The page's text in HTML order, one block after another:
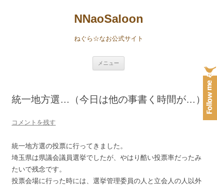
NNaoSaloon
ねぐら☆なお公式サイト
メニュー
ス
統一地方選…（今日は他の事書く時間が…）
コメントを残す
統一地方選の投票に行ってきました。
埼玉県は県議会議員選挙でしたが、やはり酷い投票率だったみ
たいで残念です。
投票会場に行った時には、選挙管理委員の人と立会人の人以外